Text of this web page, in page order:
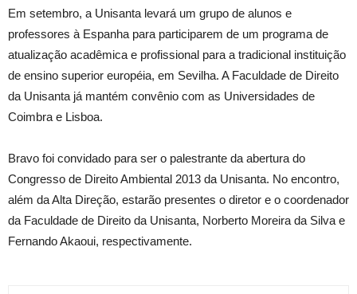
Em setembro, a Unisanta levará um grupo de alunos e
professores à Espanha para participarem de um programa de
atualização acadêmica e profissional para a tradicional instituição
de ensino superior européia, em Sevilha. A Faculdade de Direito
da Unisanta já mantém convênio com as Universidades de
Coimbra e Lisboa.
Bravo foi convidado para ser o palestrante da abertura do
Congresso de Direito Ambiental 2013 da Unisanta. No encontro,
além da Alta Direção, estarão presentes o diretor e o coordenador
da Faculdade de Direito da Unisanta, Norberto Moreira da Silva e
Fernando Akaoui, respectivamente.